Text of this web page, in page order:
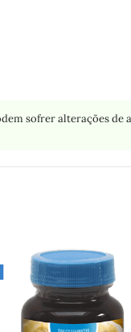
sofrer alterações